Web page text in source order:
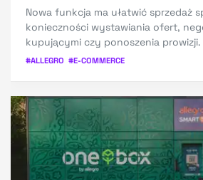
Nowa funkcja ma ułatwić sprzedaż
konieczności wystawiania ofert,
kupującymi czy ponoszenia prowizji.
#ALLEGRO #E-COMMERCE